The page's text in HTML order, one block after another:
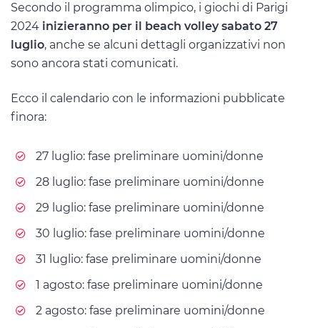
Secondo il programma olimpico, i giochi di Parigi
2024 inizieranno per il beach volley sabato 27
luglio, anche se alcuni dettagli organizzativi non
sono ancora stati comunicati.
Ecco il calendario con le informazioni pubblicate
finora:
27 luglio: fase preliminare uomini/donne
28 luglio: fase preliminare uomini/donne
29 luglio: fase preliminare uomini/donne
30 luglio: fase preliminare uomini/donne
31 luglio: fase preliminare uomini/donne
1 agosto: fase preliminare uomini/donne
2 agosto: fase preliminare uomini/donne